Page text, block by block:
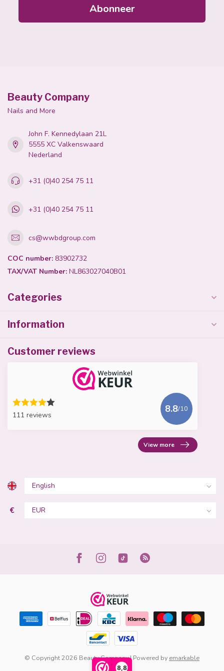
8,8
Abonneer
Beauty Company
Nails and More
John F. Kennedylaan 21L
5555 XC Valkenswaard
Nederland
+31 (0)40 254 75 11
+31 (0)40 254 75 11
cs@wwbdgroup.com
COC number: 83902732
TAX/VAT Number: NL863027040B01
Categories
Information
Customer reviews
111 reviews
8.8/10
View more
€
© Copyright 2026 Beauty Company | Powered by emarkable